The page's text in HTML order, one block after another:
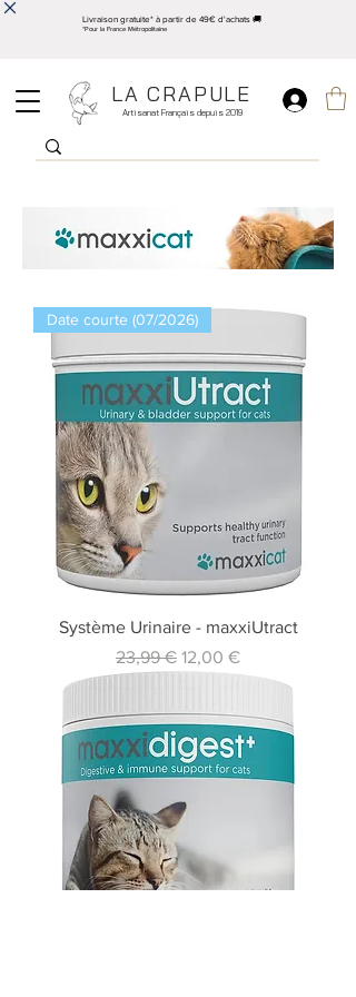
Livraison gratuite* à partir de 49€ d'achats 🚚
*Pour la France Métropolitaine
LA CRAPULE
Artisanat Français depuis 2019
Date courte (07/2026)
Système Urinaire - maxxiUtract
Prix original
23,99 € Prix promotionnel
12,00 €